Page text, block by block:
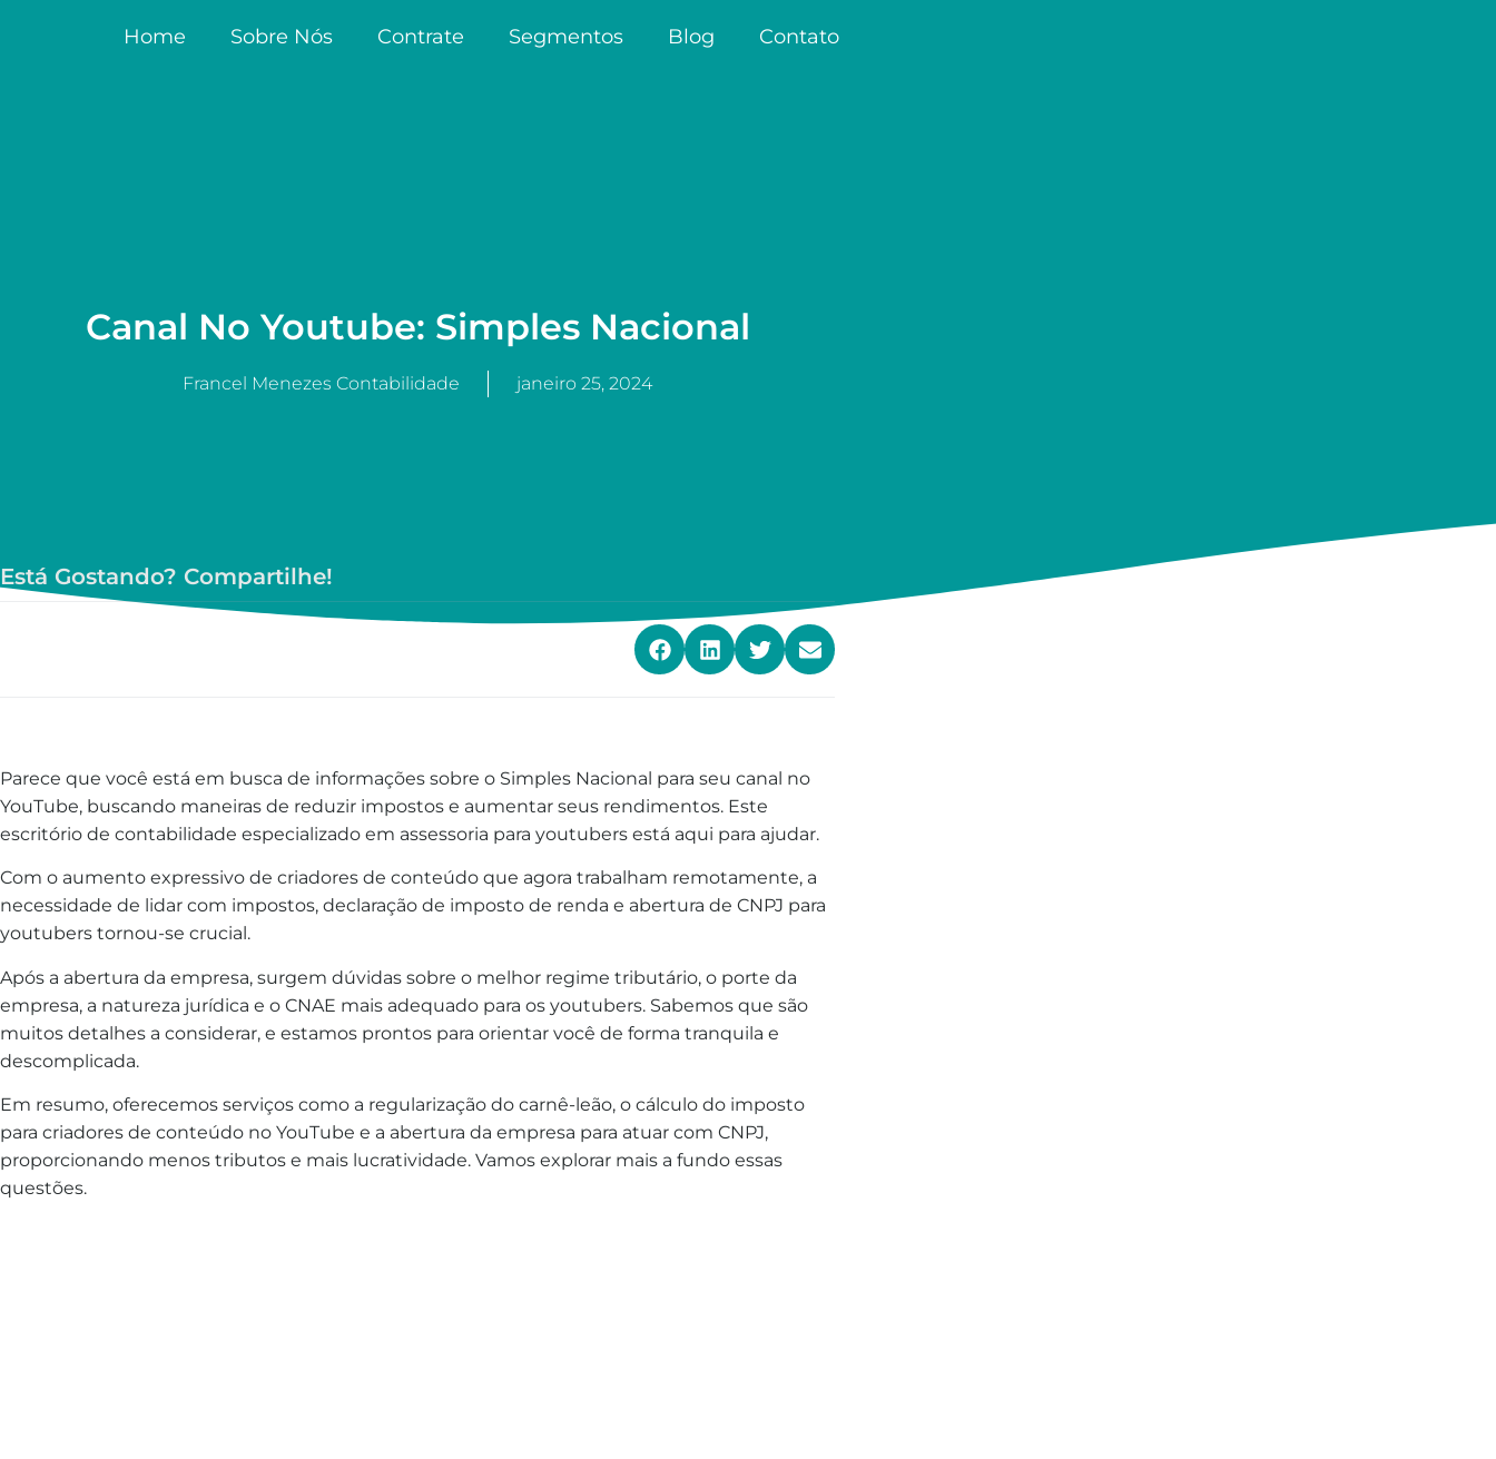
Home Sobre Nós Contrate Segmentos Blog Contato
Canal No Youtube: Simples Nacional
Francel Menezes Contabilidade janeiro 25, 2024
Está Gostando? Compartilhe!
Parece que você está em busca de informações sobre o Simples Nacional para seu canal no
YouTube, buscando maneiras de reduzir impostos e aumentar seus rendimentos. Este
escritório de contabilidade especializado em assessoria para youtubers está aqui para ajudar.
Com o aumento expressivo de criadores de conteúdo que agora trabalham remotamente, a
necessidade de lidar com impostos, declaração de imposto de renda e abertura de CNPJ para
youtubers tornou-se crucial.
Após a abertura da empresa, surgem dúvidas sobre o melhor regime tributário, o porte da
empresa, a natureza jurídica e o CNAE mais adequado para os youtubers. Sabemos que são
muitos detalhes a considerar, e estamos prontos para orientar você de forma tranquila e
descomplicada.
Em resumo, oferecemos serviços como a regularização do carnê-leão, o cálculo do imposto
para criadores de conteúdo no YouTube e a abertura da empresa para atuar com CNPJ,
proporcionando menos tributos e mais lucratividade. Vamos explorar mais a fundo essas
questões.